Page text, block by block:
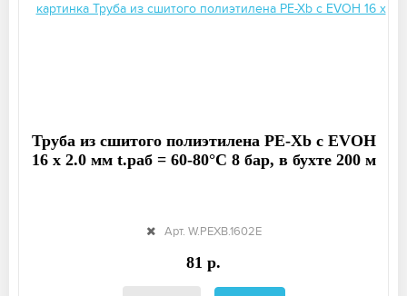
Труба из сшитого полиэтилена PE-Xb с EVOH
16 x 2.0 мм t.раб = 60-80°C 8 бар, в бухте 200 м
Арт. W.PEXB.1602E
81 р.